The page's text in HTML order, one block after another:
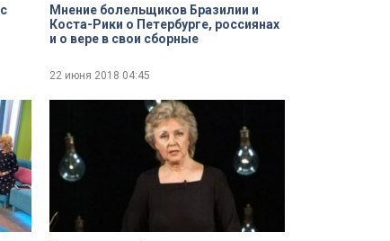
Мнение болельщиков Бразилии и
Коста-Рики о Петербурге, россиянах
и о вере в свои сборные
22 июня 2018 04:45